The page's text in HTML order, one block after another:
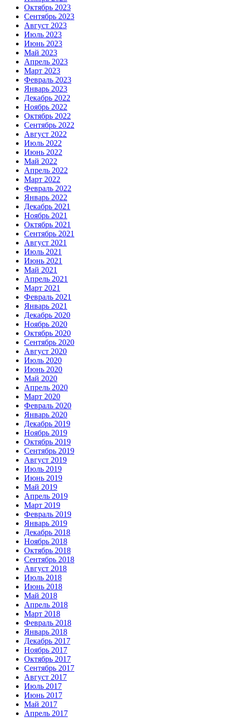
Октябрь 2023
Сентябрь 2023
Август 2023
Июль 2023
Июнь 2023
Май 2023
Апрель 2023
Март 2023
Февраль 2023
Январь 2023
Декабрь 2022
Ноябрь 2022
Октябрь 2022
Сентябрь 2022
Август 2022
Июль 2022
Июнь 2022
Май 2022
Апрель 2022
Март 2022
Февраль 2022
Январь 2022
Декабрь 2021
Ноябрь 2021
Октябрь 2021
Сентябрь 2021
Август 2021
Июль 2021
Июнь 2021
Май 2021
Апрель 2021
Март 2021
Февраль 2021
Январь 2021
Декабрь 2020
Ноябрь 2020
Октябрь 2020
Сентябрь 2020
Август 2020
Июль 2020
Июнь 2020
Май 2020
Апрель 2020
Март 2020
Февраль 2020
Январь 2020
Декабрь 2019
Ноябрь 2019
Октябрь 2019
Сентябрь 2019
Август 2019
Июль 2019
Июнь 2019
Май 2019
Апрель 2019
Март 2019
Февраль 2019
Январь 2019
Декабрь 2018
Ноябрь 2018
Октябрь 2018
Сентябрь 2018
Август 2018
Июль 2018
Июнь 2018
Май 2018
Апрель 2018
Март 2018
Февраль 2018
Январь 2018
Декабрь 2017
Ноябрь 2017
Октябрь 2017
Сентябрь 2017
Август 2017
Июль 2017
Июнь 2017
Май 2017
Апрель 2017